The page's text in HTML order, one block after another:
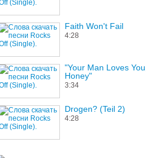
Faith Won't Fail
4:28
"Your Man Loves You,
Honey"
3:34
Drogen? (Teil 2)
4:28